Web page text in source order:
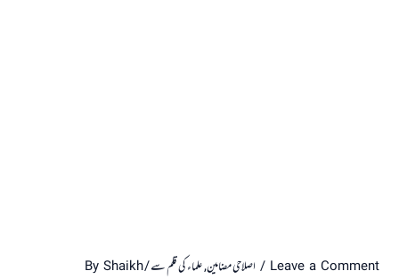
Leave a Comment
/ اصلاحی مضامین,علماء کی قلم سے/ By
Shaikh